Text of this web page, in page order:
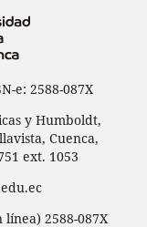
e: 2588-087X
y Humboldt,
Cuenca,
ext. 1053
línea) 2588-087X